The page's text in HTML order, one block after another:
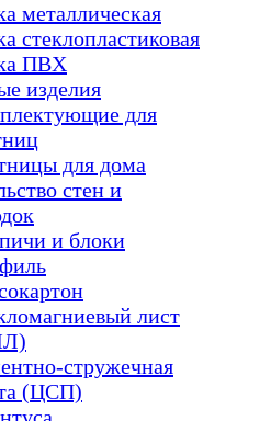
металлическая
стеклопластиковая
ПВХ
изделия
для
для дома
стен и
и блоки
лист
стружечная
(ЦСП)